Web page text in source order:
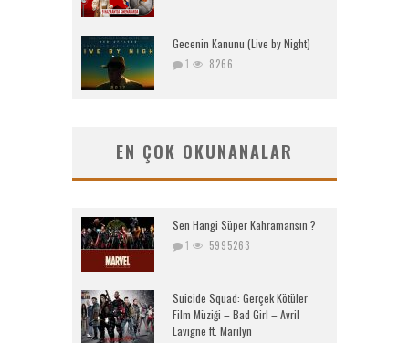
Gecenin Kanunu (Live by Night)
1 8266
EN ÇOK OKUNANALAR
Sen Hangi Süper Kahramansın ?
1 5995263
Suicide Squad: Gerçek Kötüler
Film Müziği – Bad Girl – Avril
Lavigne ft. Marilyn